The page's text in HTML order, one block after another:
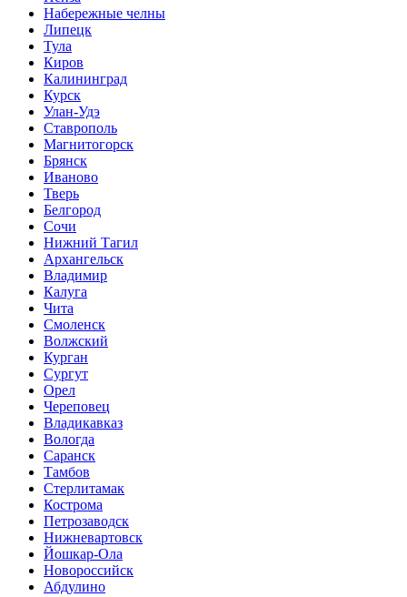
Набережные челны
Липецк
Тула
Киров
Калининград
Курск
Улан-Удэ
Ставрополь
Магнитогорск
Брянск
Иваново
Тверь
Белгород
Сочи
Нижний Тагил
Архангельск
Владимир
Калуга
Чита
Смоленск
Волжский
Курган
Сургут
Орел
Череповец
Владикавказ
Вологда
Саранск
Тамбов
Стерлитамак
Кострома
Петрозаводск
Нижневартовск
Йошкар-Ола
Новороссийск
Абдулино